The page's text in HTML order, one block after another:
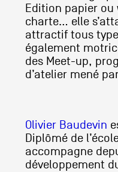
Contact
Edition papier
charte… elle
attractif tous
également
des Meet-up,
d’atelier mené
Olivier Baudevin
Diplômé de
accompagne
développement